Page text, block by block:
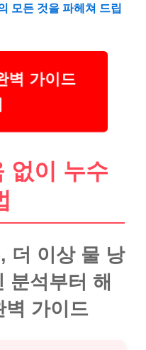
모든 것을 파헤쳐 드립
벽 가이드
없이 누수
더 이상 물 낭
분석부터 해
벽 가이드